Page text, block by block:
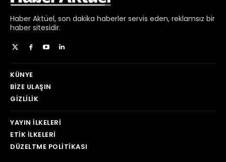
Haber Aktüel, son dakika haberler servis eden, reklamsız bir
haber sitesidir.
KÜNYE
BIZE ULAŞIN
GIZLILIK
YAYIN İLKELERI
ETIK İLKELERI
DÜZELTME POLITIKASI